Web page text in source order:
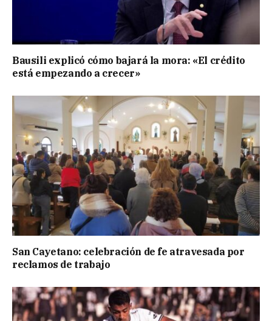
Bausili explicó cómo bajará la mora: «El crédito
está empezando a crecer»
San Cayetano: celebración de fe atravesada por
reclamos de trabajo